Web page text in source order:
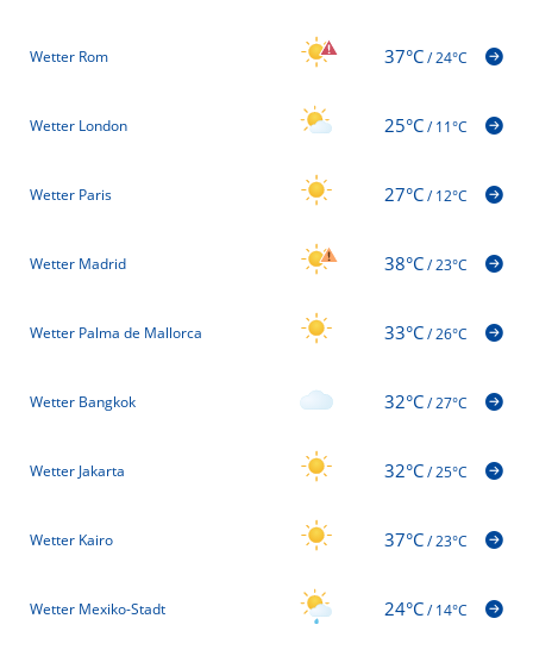
Wetter Rom 37°C/24°C
Wetter London 25°C/11°C
Wetter Paris 27°C/12°C
Wetter Madrid 38°C/23°C
Wetter Palma de Mallorca 33°C/26°C
Wetter Bangkok 32°C/27°C
Wetter Jakarta 32°C/25°C
Wetter Kairo 37°C/23°C
Wetter Mexiko-Stadt 24°C/14°C